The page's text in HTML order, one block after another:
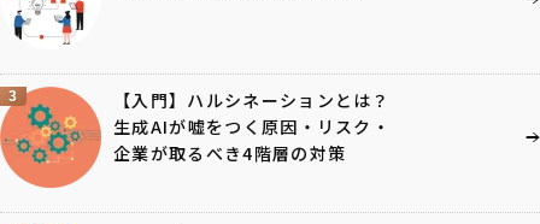
3
【入門】ハルシネーションとは？
生成AIが嘘をつく原因・リスク・
企業が取るべき4階層の対策